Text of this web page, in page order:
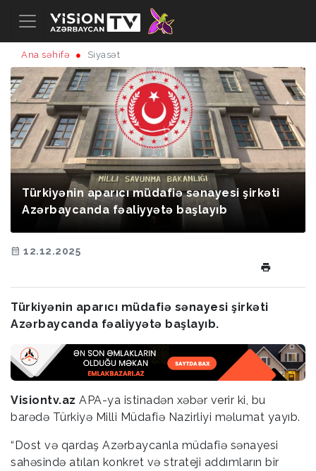
Ana səhifə Siyasət
Türkiyənin aparıcı müdafiə sənayesi şirkəti
Azərbaycanda fəaliyyətə başlayıb
12.12.2025
Türkiyənin aparıcı müdafiə sənayesi şirkəti
Azərbaycanda fəaliyyətə başlayıb.
Visiontv.az APA-ya istinadən xəbər verir ki, bu
barədə Türkiyə Milli Müdafiə Nazirliyi məlumat yayıb.
“Dost və qardaş Azərbaycanla müdafiə sənayesi
sahəsində atılan konkret və strateji addımların bir